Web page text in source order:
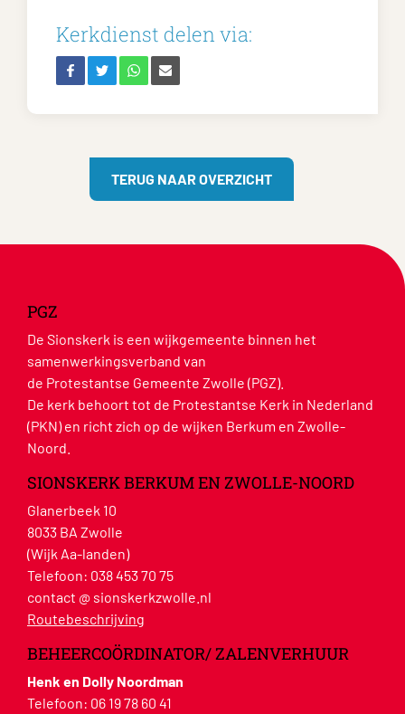
Kerkdienst delen via:
TERUG NAAR OVERZICHT
PGZ
De Sionskerk is een wijkgemeente binnen het
samenwerkingsverband van
de Protestantse Gemeente Zwolle (PGZ).
De kerk behoort tot de Protestantse Kerk in Nederland
(PKN) en richt zich op de wijken Berkum en Zwolle-
Noord.
SIONSKERK BERKUM EN ZWOLLE-NOORD
Glanerbeek 10
8033 BA Zwolle
(Wijk Aa-landen)
Telefoon: 038 453 70 75
contact @ sionskerkzwolle.nl
Routebeschrijving
BEHEERCOÖRDINATOR/ ZALENVERHUUR
Henk en Dolly Noordman
Telefoon: 06 19 78 60 41